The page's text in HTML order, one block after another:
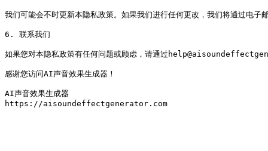
我们可能会不时更新本隐私政策。如果我们进行任何更改，我们将通过电
6. 联系我们
如果您对本隐私政策有任何问题或顾虑，请通过
感谢您访问AI声音效果生成器！
AI声音效果生成器
https://aisoundeffectgenerator.com